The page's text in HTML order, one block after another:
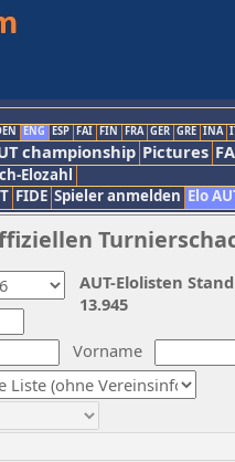
ENG ESP FAI FIN FRA GER GRE INA
championship Pictures
Elozahl
FIDE Spieler anmelden Elo
Vorname
AUT-Elolisten
13.945